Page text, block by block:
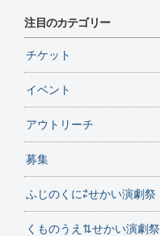
注目のカテゴリー
チケット
イベント
アウトリーチ
募集
ふじのくに⇄せかい演劇祭
くものうえ⇅せかい演劇祭